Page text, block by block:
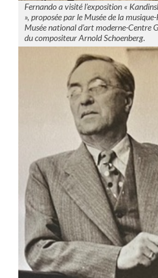
Fernando a visité l’exposition «
», proposée par le Musée de la
Musée national d’art moderne-Centre
du compositeur Arnold Schoenberg.